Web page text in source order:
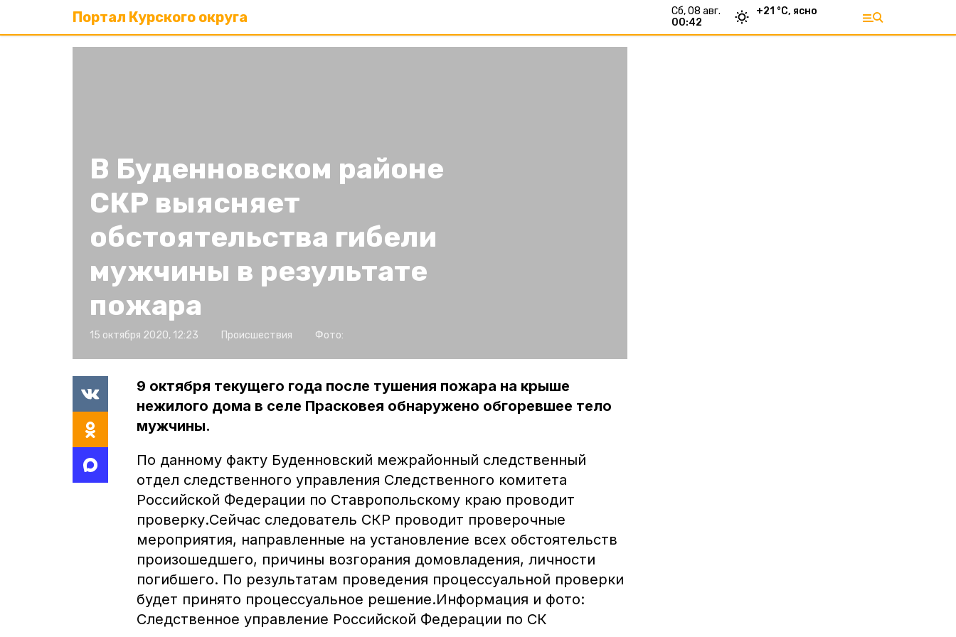
Портал Курского округа
сб, 08 авг.
00:42
+21 °С, ясно
В Буденновском районе
СКР выясняет
обстоятельства гибели
мужчины в результате
пожара
15 октября 2020, 12:23 Происшествия Фото:
9 октября текущего года после тушения пожара на крыше
нежилого дома в селе Прасковея обнаружено обгоревшее тело
мужчины.
По данному факту Буденновский межрайонный следственный
отдел следственного управления Следственного комитета
Российской Федерации по Ставропольскому краю проводит
проверку.Сейчас следователь СКР проводит проверочные
мероприятия, направленные на установление всех обстоятельств
произошедшего, причины возгорания домовладения, личности
погибшего. По результатам проведения процессуальной проверки
будет принято процессуальное решение.Информация и фото:
Следственное управление Российской Федерации по СК